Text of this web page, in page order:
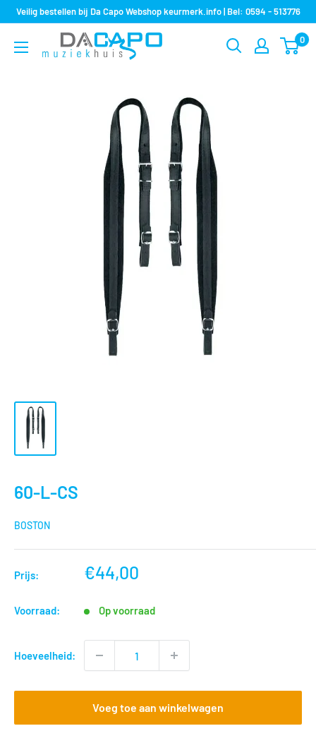
naar
Veilig bestellen bij Da Capo Webshop keurmerk.info | Bel: 0594 - 513776
Muziekhuis
Da
0
60-L-CS
BOSTON
Prijs:
nu
€44,00
Voorraad: Op voorraad
Hoeveelheid:
Voeg toe aan winkelwagen